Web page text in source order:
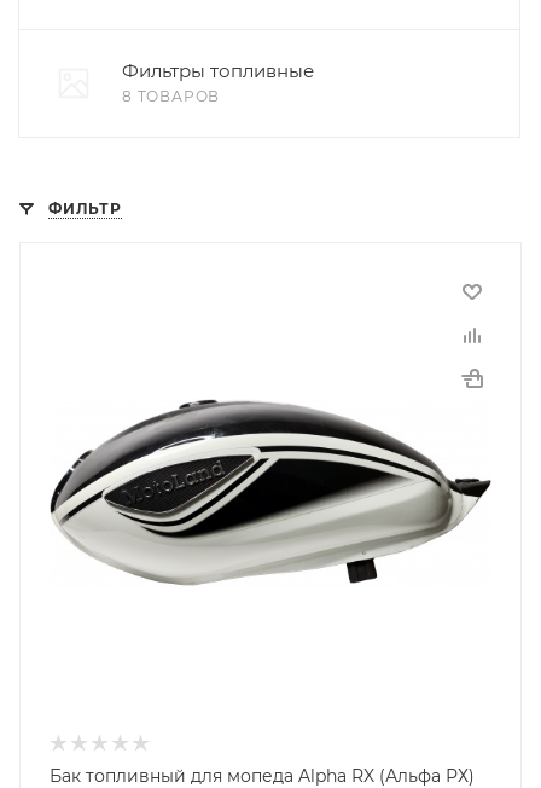
Фильтры топливные
8 ТОВАРОВ
ФИЛЬТР
Бак топливный для мопеда Alpha RX (Альфа РХ)